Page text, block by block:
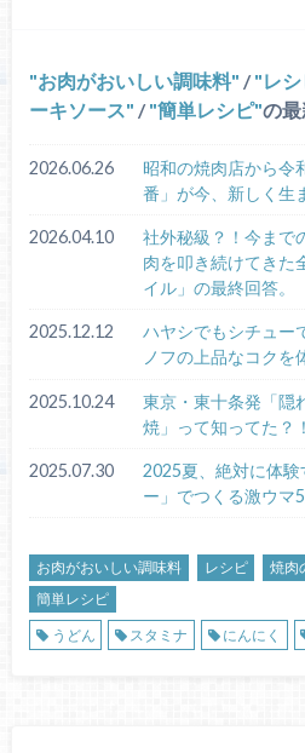
お肉がおいしい調味料 / レ
ーキソース
/ 簡単レシピ の
2026.06.26
昭和の焼肉店から令
番」が今、新しく生
2026.04.10
社外秘級？！今まで
肉を叩き続けてきた
イル」の最終回答。
2025.12.12
ハヤシでもシチュー
ノフの上品なコクを
2025.10.24
東京・東十条発「隠
焼」って知ってた？！
2025.07.30
2025夏、絶対に体
ー」でつくる激ウマ5
お肉がおいしい調味料 レシピ
焼肉
簡単レシピ
うどん
スタミナ にんにく